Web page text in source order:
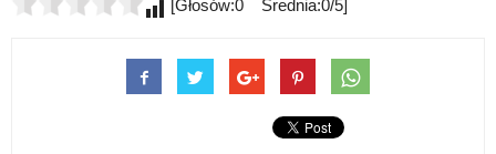
[Głosów:0 Średnia:0/5]